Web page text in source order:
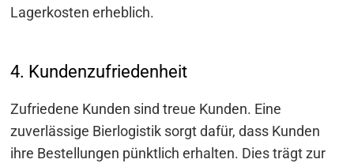
Lagerkosten erheblich.
4. Kundenzufriedenheit
Zufriedene Kunden sind treue Kunden. Eine
zuverlässige Bierlogistik sorgt dafür, dass Kunden
ihre Bestellungen pünktlich erhalten. Dies trägt zur